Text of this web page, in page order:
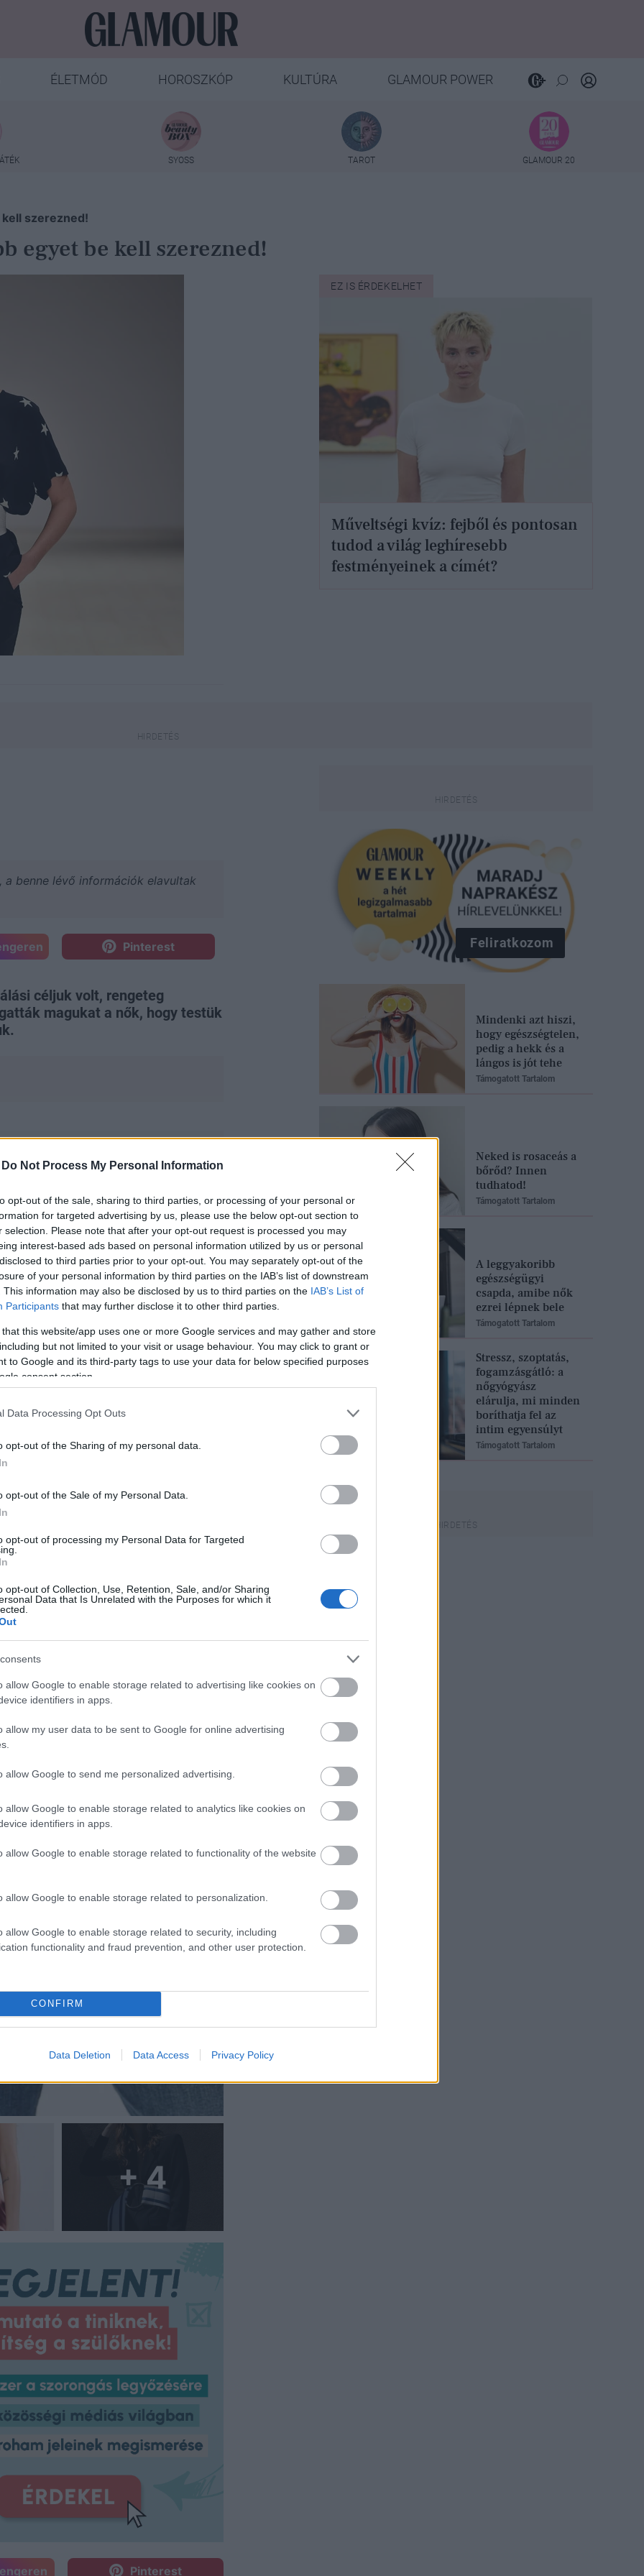
Do Not Process My Personal Information
opt-out of the sale, sharing to third parties, or processing of your personal or
for targeted advertising by us, please use the below opt-out section to
selection. Please note that after your opt-out request is processed you may
interest-based ads based on personal information utilized by us or personal
to third parties prior to your opt-out. You may separately opt-out of the
of your personal information by third parties on the IAB’s list of downstream
This information may also be disclosed by us to third parties on the IAB’s List of
Participants that may further disclose it to other third parties.
that this website/app uses one or more Google services and may gather and store
but not limited to your visit or usage behaviour. You may click to grant or
to Google and its third-party tags to use your data for below specified purposes
consent section.
Data Processing Opt Outs
opt-out of the Sharing of my personal data.
opt-out of the Sale of my Personal Data.
opt-out of processing my Personal Data for Targeted
opt-out of Collection, Use, Retention, Sale, and/or Sharing
Data that Is Unrelated with the Purposes for which it
allow Google to enable storage related to advertising like cookies on
identifiers in apps.
allow my user data to be sent to Google for online advertising
allow Google to send me personalized advertising.
allow Google to enable storage related to analytics like cookies on
identifiers in apps.
allow Google to enable storage related to functionality of the website
allow Google to enable storage related to personalization.
allow Google to enable storage related to security, including
functionality and fraud prevention, and other user protection.
CONFIRM
Data Deletion Data Access Privacy Policy
ÉLETMÓD HOROSZKÓP KULTÚRA GLAMOUR POWER
SYOSS TAROT GLAMOUR 20
szerezned!
egyet be kell szerezned!
EZ IS ÉRDEKELHET
Műveltségi kvíz: fejből és pontosan
tudod a világ leghíresebb
festményeinek a címét?
benne lévő információk elavultak
Pinterest
céljuk volt, rengeteg
magukat a nők, hogy testük
lehetnek az összeállításunknak.
mintákkal és fazonokkal
tűnhet a csípőnk anélkül,
nő álma válik valóra ennek az
nyári darabod szexi és praktikus
+ 4
Pinterest
Feliratkozom
Mindenki azt hiszi,
hogy egészségtelen,
pedig a hekk és a
lángos is jót tehe
Támogatott Tartalom
Neked is rosaceás a
bőrőd? Innen
tudhatod!
Támogatott Tartalom
A leggyakoribb
egészségügyi
csapda, amibe nők
ezrei lépnek bele
Támogatott Tartalom
Stressz, szoptatás,
fogamzásgátló: a
nőgyógyász
elárulja, mi minden
boríthatja fel az
intim egyensúlyt
Támogatott Tartalom